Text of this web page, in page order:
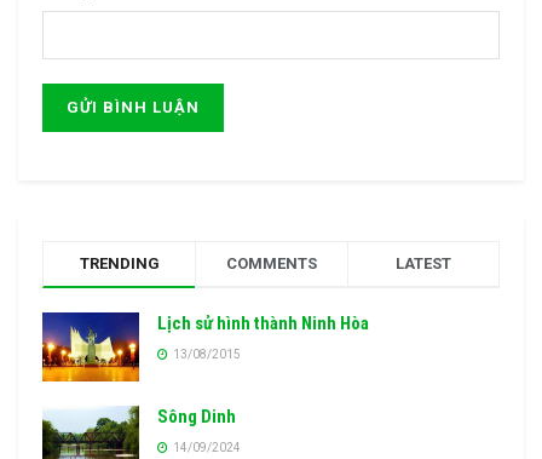
TRENDING COMMENTS LATEST
Lịch sử hình thành Ninh Hòa
13/08/2015
Sông Dinh
14/09/2024